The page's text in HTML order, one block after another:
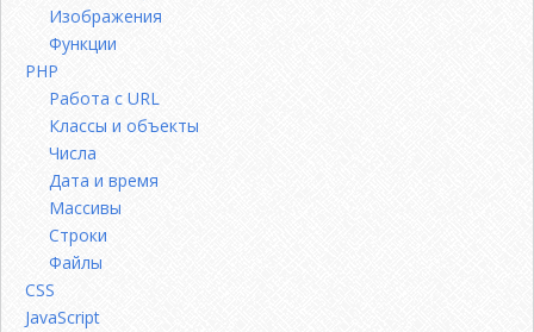
Изображения
Функции
PHP
Работа с URL
Классы и объекты
Числа
Дата и время
Массивы
Строки
Файлы
CSS
JavaScript